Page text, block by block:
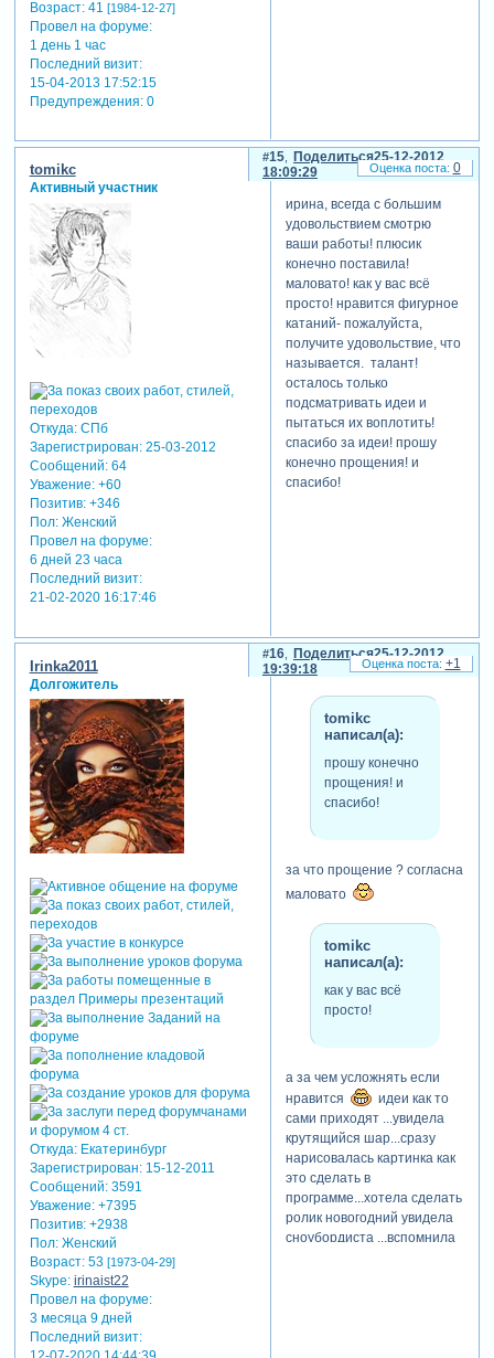
Возраст:41 [1984-12-27]
Провел на форуме:
1 день 1 час
Последний визит:
15-04-2013 17:52:15
Предупреждения:0
Поделиться
15
25-12-2012
18:09:29
tomikc
Активный участник
Откуда:СПб
Зарегистрирован: 25-03-2012
Сообщений:64
Уважение: +60
Позитив: +346
Пол:Женский
Провел на форуме:
6 дней 23 часа
Последний визит:
21-02-2020 16:17:46
ирина, всегда с большим
удовольствием смотрю
ваши работы! плюсик
конечно поставила!
маловато! как у вас всё
просто! нравится фигурное
катаний- пожалуйста,
получите удовольствие, что
называется. талант!
осталось только
подсматривать идеи и
пытаться их воплотить!
спасибо за идеи! прошу
конечно прощения! и
спасибо!
0
Поделиться
16
25-12-2012
19:39:18
Irinka2011
Долгожитель
Откуда:Екатеринбург
Зарегистрирован: 15-12-2011
Сообщений:3591
Уважение: +7395
Позитив: +2938
Пол:Женский
Возраст:53 [1973-04-29]
Skype: irinaist22
Провел на форуме:
3 месяца 9 дней
Последний визит:
tomikc
написал(а):
прошу конечно
прощения! и
спасибо!
за что прощение ? согласна
маловато
tomikc
написал(а):
как у вас всё
просто!
а за чем усложнять если
нравится
идеи как то
сами приходят ...увидела
крутящийся шар...сразу
нарисовалась картинка как
это сделать в
программе...хотела сделать
ролик новогодний увидела
сноубордиста ...вспомнила
+1